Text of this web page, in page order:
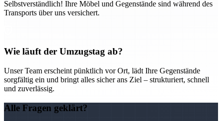
Selbstverständlich! Ihre Möbel und Gegenstände sind während des
Transports über uns versichert.
Wie läuft der Umzugstag ab?
Unser Team erscheint pünktlich vor Ort, lädt Ihre Gegenstände
sorgfältig ein und bringt alles sicher ans Ziel – strukturiert, schnell
und zuverlässig.
Alle Fragen geklärt?